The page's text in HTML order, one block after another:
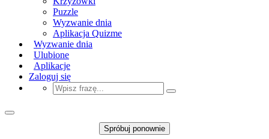
Puzzle
Wyzwanie dnia
Aplikacja Quizme
Wyzwanie dnia
Ulubione
Aplikacje
Zaloguj się
Spróbuj ponownie